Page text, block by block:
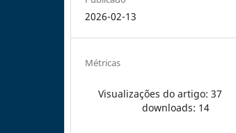
2026-02-13
Métricas
Visualizações do artigo: 37
downloads: 14